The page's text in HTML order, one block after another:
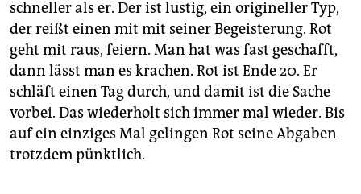
schneller als er. Der ist lustig, ein origineller Typ,
der reißt einen mit mit seiner Begeisterung. Rot
geht mit raus, feiern. Man hat was fast geschafft,
dann lässt man es krachen. Rot ist Ende 20. Er
schläft einen Tag durch, und damit ist die Sache
vorbei. Das wiederholt sich immer mal wieder. Bis
auf ein einziges Mal gelingen Rot seine Abgaben
trotzdem pünktlich.